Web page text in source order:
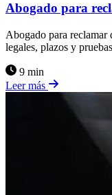
Abogado para
Abogado para
legales, plazos y
9 min
Leer más